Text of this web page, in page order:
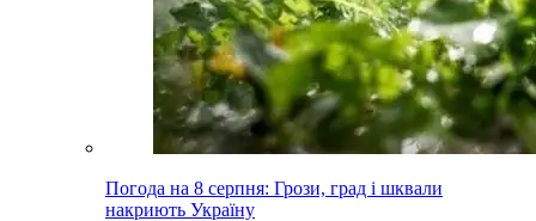
Погода на 8 серпня: Грози, град і шквали
накриють Україну